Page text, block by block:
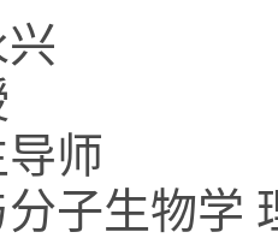
师
子生物学